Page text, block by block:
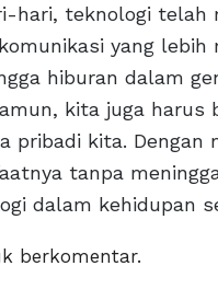
hari, teknologi telah
yang
hiburan dalam
kita juga
pribadi kita.
tanpa
dalam kehidupan
berkomentar.